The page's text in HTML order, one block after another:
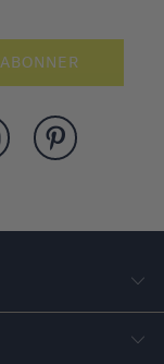
ABONNER